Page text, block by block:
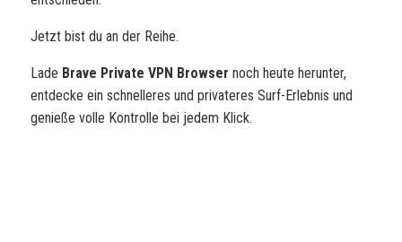
Jetzt bist du an der Reihe.
Lade Brave Private VPN Browser noch heute herunter,
entdecke ein schnelleres und privateres Surf-Erlebnis und
genieße volle Kontrolle bei jedem Klick.